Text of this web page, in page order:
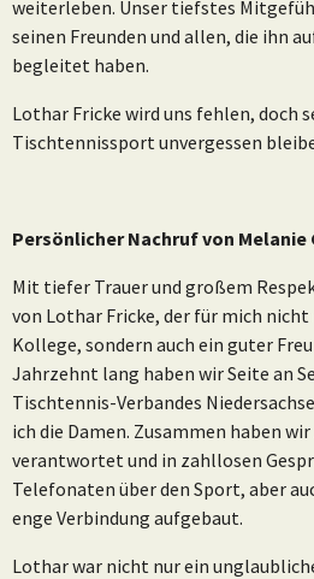
weiterleben. Unser tiefstes
seinen Freunden und allen, die ihn
begleitet haben.
Lothar Fricke wird uns fehlen, doch
Tischtennissport unvergessen
Persönlicher Nachruf von Melanie
Mit tiefer Trauer und großem
von Lothar Fricke, der für mich
Kollege, sondern auch ein guter
Jahrzehnt lang haben wir Seite an
Tischtennis-Verbandes
ich die Damen. Zusammen haben
verantwortet und in zahllosen
Telefonaten über den Sport, aber
enge Verbindung aufgebaut.
Lothar war nicht nur ein